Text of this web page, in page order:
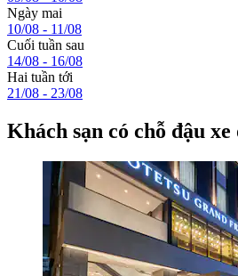
Ngày mai
10/08 - 11/08
Cuối tuần sau
14/08 - 16/08
Hai tuần tới
21/08 - 23/08
Khách sạn có chỗ đậu